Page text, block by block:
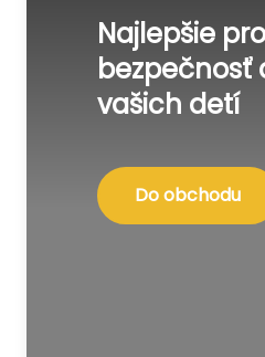
Najlepšie
bezpečnosť
vašich detí
Do obchodu